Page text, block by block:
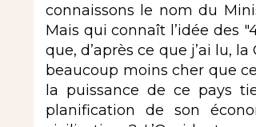
connaissons le nom du
Mais qui connaît l’idée des
que, d’après ce que j’ai lu,
beaucoup moins cher que
la puissance de ce pays
planification de son